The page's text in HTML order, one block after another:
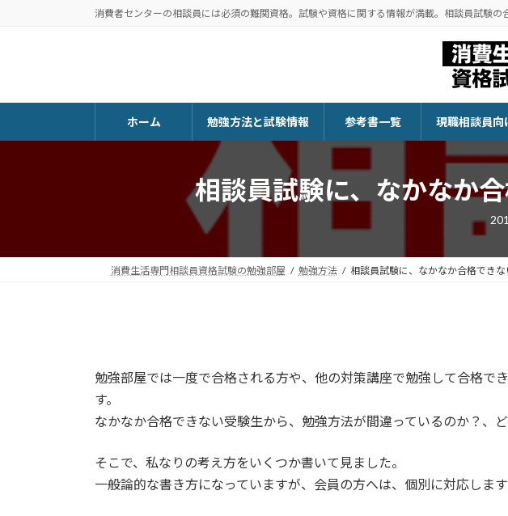
へ
キ
ョ
に
消費者センターの相談員には必須の難関資格。試験や資格に関する情報が満載。相談員試験の
ホーム 勉強方法と試験情報 参考書一覧 現職相談員向
相談員試験に、なかなか
消費生活専門相談員資格試験の勉強部屋 勉強方法 相談員試験に、なかなか合格でき
勉強部屋では一度で合格される方や、他の対策講座で勉強して合格で
す。
なかなか合格できない受験生から、勉強方法が間違っているのか？、
そこで、私なりの考え方をいくつか書いて見ました。
一般論的な書き方になっていますが、会員の方へは、個別に対応しま